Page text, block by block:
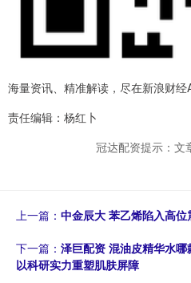
海量资讯、精准解读，尽在新浪财经
责任编辑：杨红卜
冠达配资提示：文
上一篇： 中金辰大 苯乙烯陷入高
下一篇： 泽巨配资 混油皮精华水
以科研实力重塑肌肤屏障